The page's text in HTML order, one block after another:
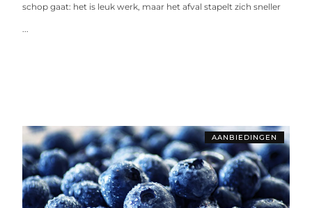
schop gaat: het is leuk werk, maar het afval stapelt zich sneller
...
AANBIEDINGEN